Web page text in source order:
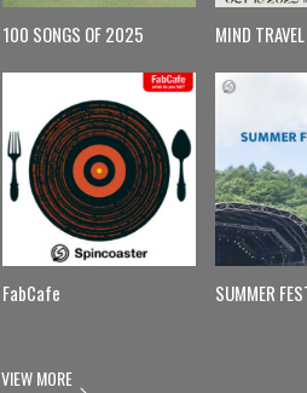
100 SONGS OF 2025
FabCafe
MIND TRAVEL
SUMMER
VIEW MORE